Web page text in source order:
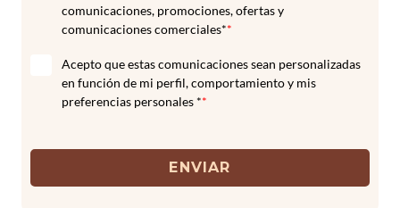
comunicaciones, promociones, ofertas y
comunicaciones comerciales**
Acepto que estas comunicaciones sean personalizadas
en función de mi perfil, comportamiento y mis
preferencias personales **
ENVIAR